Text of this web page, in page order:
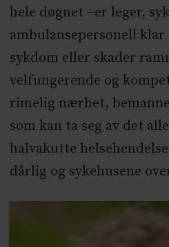
hele døgnet –er leger,
ambulansepersonell
sykdom eller skader
velfungerende og
rimelig nærhet,
som kan ta seg av det
halvakutte
dårlig og sykehusene